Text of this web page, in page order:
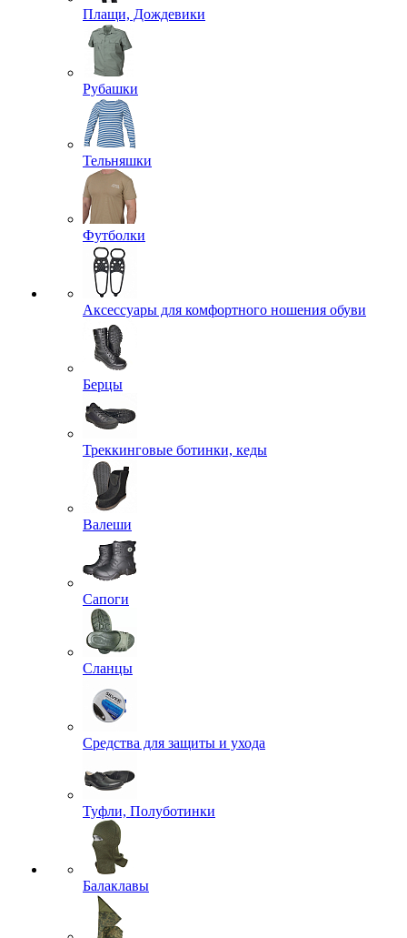
Плащи, Дождевики
Рубашки
Тельняшки
Футболки
Аксессуары для комфортного ношения обуви
Берцы
Треккинговые ботинки, кеды
Валеши
Сапоги
Сланцы
Средства для защиты и ухода
Туфли, Полуботинки
Балаклавы